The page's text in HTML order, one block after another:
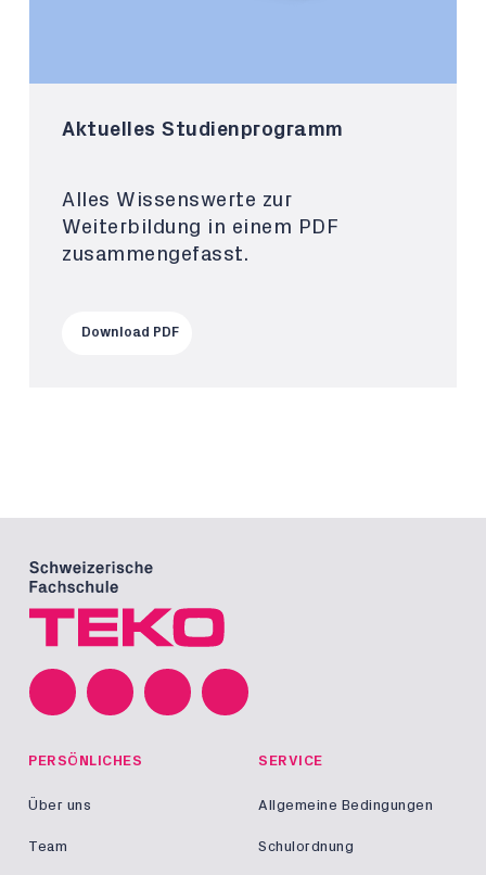
Aktuelles Studienprogramm
Alles Wissenswerte zur
Weiterbildung in einem PDF
zusammengefasst.
Download PDF
PERSÖNLICHES
Über uns
Team
SERVICE
Allgemeine Bedingungen
Schulordnung